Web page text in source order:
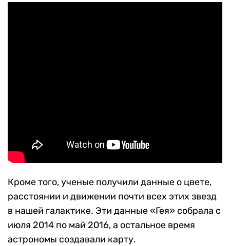
Кроме того, ученые получили данные о цвете,
расстоянии и движении почти всех этих звезд
в нашей галактике. Эти данные «Гея» собрала с
июля 2014 по май 2016, а остальное время
астрономы создавали карту.